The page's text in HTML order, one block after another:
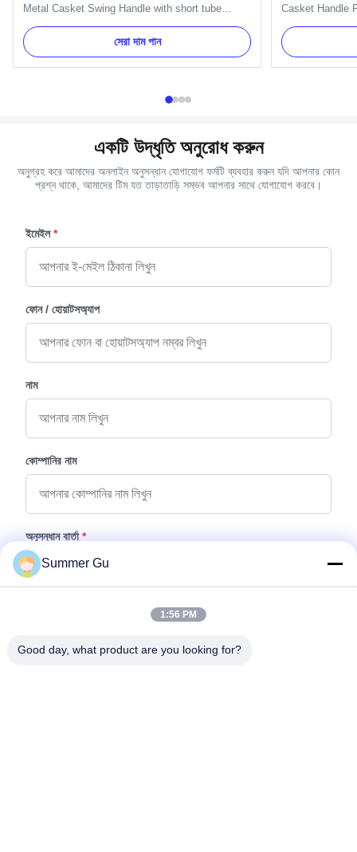
Metal Casket Swing Handle with short tube
H9023 handle or H9023 long handle. Main
decorate the short side of the coffin. Item Name
TX-Model H9023 Material Zinc alloy Color
সেরা দাম পান
Casket Handle
handles,
can pack as
Model H9012
একটি উদ্ধৃতি অনুরোধ করুন
অনুগ্রহ করে আমাদের অনলাইন অনুসন্ধান যোগাযোগ ফর্মটি ব্যবহার করুন যদি আপনার কোন
প্রশ্ন থাকে, আমাদের টিম যত তাড়াতাড়ি সম্ভব আপনার সাথে যোগাযোগ করবে।
ইমেইল *
ফোন / হোয়াটসঅ্যাপ
নাম
কোম্পানির নাম
অনুসন্ধান বার্তা *
Summer Gu
1:56 PM
Good day, what product are you looking for?